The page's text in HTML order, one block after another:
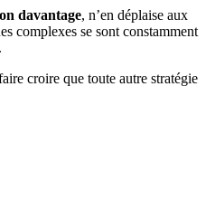
davantage, n’en déplaise aux
complexes se sont constamment
croire que toute autre stratégie